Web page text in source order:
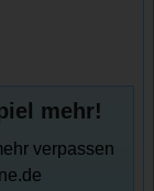
mehr!
verpassen